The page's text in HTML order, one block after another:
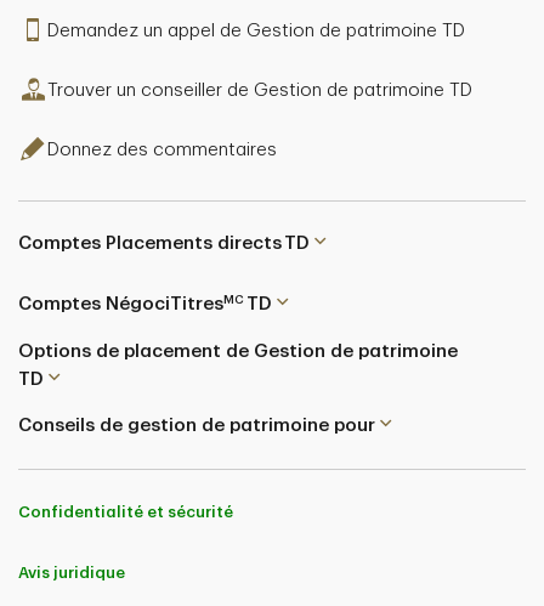
Demandez un appel de Gestion de patrimoine TD
Trouver un conseiller de Gestion de patrimoine TD
Donnez des commentaires
Comptes Placements directs TD
Comptes NégociTitres MC TD
Options de placement de Gestion de patrimoine
TD
Conseils de gestion de patrimoine pour
Confidentialité et sécurité
Avis juridique